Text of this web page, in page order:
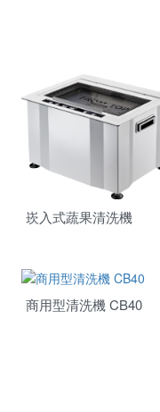
崁入式蔬果清洗機
商用型清洗機 CB40